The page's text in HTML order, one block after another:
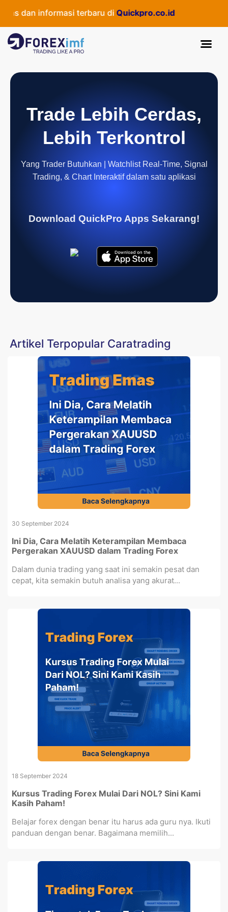
dan informasi terbaru di Quickpro.co.id
Trade Lebih Cerdas,
Lebih Terkontrol
Yang Trader Butuhkan | Watchlist Real-Time, Signal
Trading, & Chart Interaktif dalam satu aplikasi
Download QuickPro Apps Sekarang!
Artikel Terpopular Caratrading
30 September 2024
Ini Dia, Cara Melatih Keterampilan Membaca
Pergerakan XAUUSD dalam Trading Forex
Dalam dunia trading yang saat ini semakin pesat dan
cepat, kita semakin butuh analisa yang akurat...
18 September 2024
Kursus Trading Forex Mulai Dari NOL? Sini Kami
Kasih Paham!
Belajar forex dengan benar itu harus ada guru nya. Ikuti
panduan dengan benar. Bagaimana memilih...